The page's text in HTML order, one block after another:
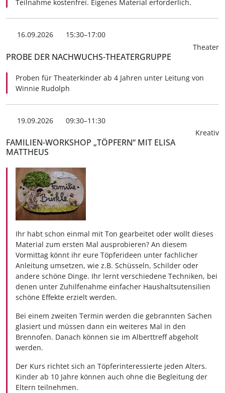
Teilnahme kostenfrei. Eigenes Material erforderlich.
16.09.2026
15:30–17:00
Theater
PROBE DER NACHWUCHS-THEATERGRUPPE
Proben für Theaterkinder ab 4 Jahren unter Leitung von
Winnie Rudolph
19.09.2026
09:30–11:30
Kreativ
FAMILIEN-WORKSHOP „TÖPFERN“ MIT ELISA
MATTHEUS
Ihr habt schon einmal mit Ton gearbeitet oder wollt dieses
Material zum ersten Mal ausprobieren? An diesem
Vormittag könnt ihr eure Töpferideen unter fachlicher
Anleitung umsetzen, wie z.B. Schüsseln, Schilder oder
andere schöne Dinge. Ihr lernt verschiedene Techniken, bei
denen unter Zuhilfenahme einfacher Haushaltsutensilien
schöne Effekte erzielt werden.
Bei einem zweiten Termin werden die gebrannten Sachen
glasiert und müssen dann ein weiteres Mal in den
Brennofen. Danach können sie im Alberttreff abgeholt
werden.
Der Kurs richtet sich an Töpferinteressierte jeden Alters.
Kinder ab 10 Jahre können auch ohne die Begleitung der
Eltern teilnehmen.